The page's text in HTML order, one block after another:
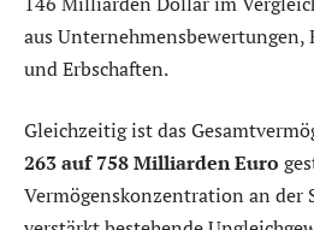
aus
und Erbschaften.
Gleichzeitig ist das
263 auf 758 Milliarden Euro
Vermögenskonzentration an der